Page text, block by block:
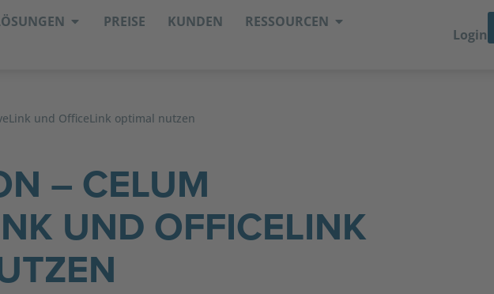
PREISE KUNDEN RESSOURCEN
Login
und OfficeLink optimal nutzen
– CELUM
UND OFFICELINK